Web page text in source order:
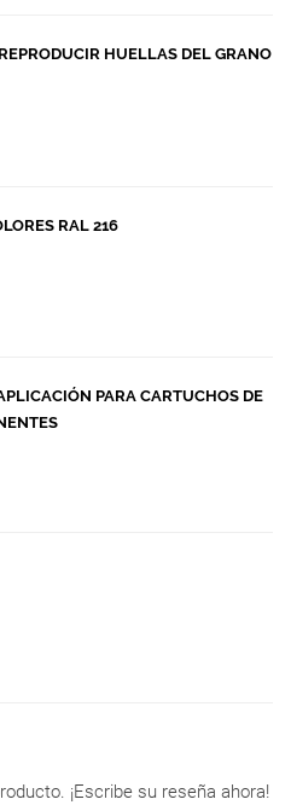
HUELLAS DEL GRANO
RAL 216
PARA CARTUCHOS DE
¡Escribe su reseña ahora!